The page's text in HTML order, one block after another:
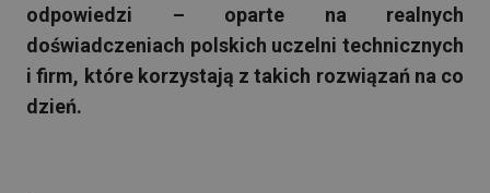
odpowiedzi – oparte na realnych
doświadczeniach polskich uczelni technicznych
i firm, które korzystają z takich rozwiązań na co
dzień.